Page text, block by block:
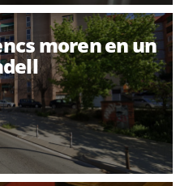
moren en un